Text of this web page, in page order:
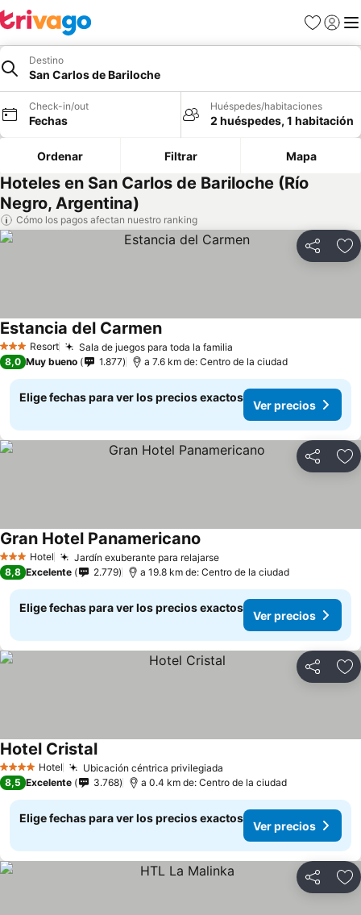
Favoritos
Iniciar
Destino
San Carlos de Bariloche
Check-in/out
Fechas
Huéspedes/habitaciones
2 huéspedes, 1 habitación
Ordenar Filtrar Mapa
Hoteles en San Carlos de Bariloche (Río
Negro, Argentina)
Cómo los pagos afectan nuestro ranking
Compartir
3 EstrellasResort Sala de juegos para toda la familia
Estancia del CarmenVer precios
8,0 Muy bueno 1.877 a 7.6 km de: Centro de la ciudad
Elige fechas para ver los precios exactos
Ver precios
Compartir
3 Estrellas
Hotel Jardín exuberante para relajarseVer precios
Gran Hotel Panamericano
8,8 Excelente 2.779 a 19.8 km de: Centro de la ciudad
Elige fechas para ver los precios exactos
Ver precios
Compartir
4 EstrellasHotel Ubicación céntrica privilegiada
Hotel CristalVer precios
8,5 Excelente 3.768 a 0.4 km de: Centro de la ciudad
Elige fechas para ver los precios exactos
Ver precios
Compartir